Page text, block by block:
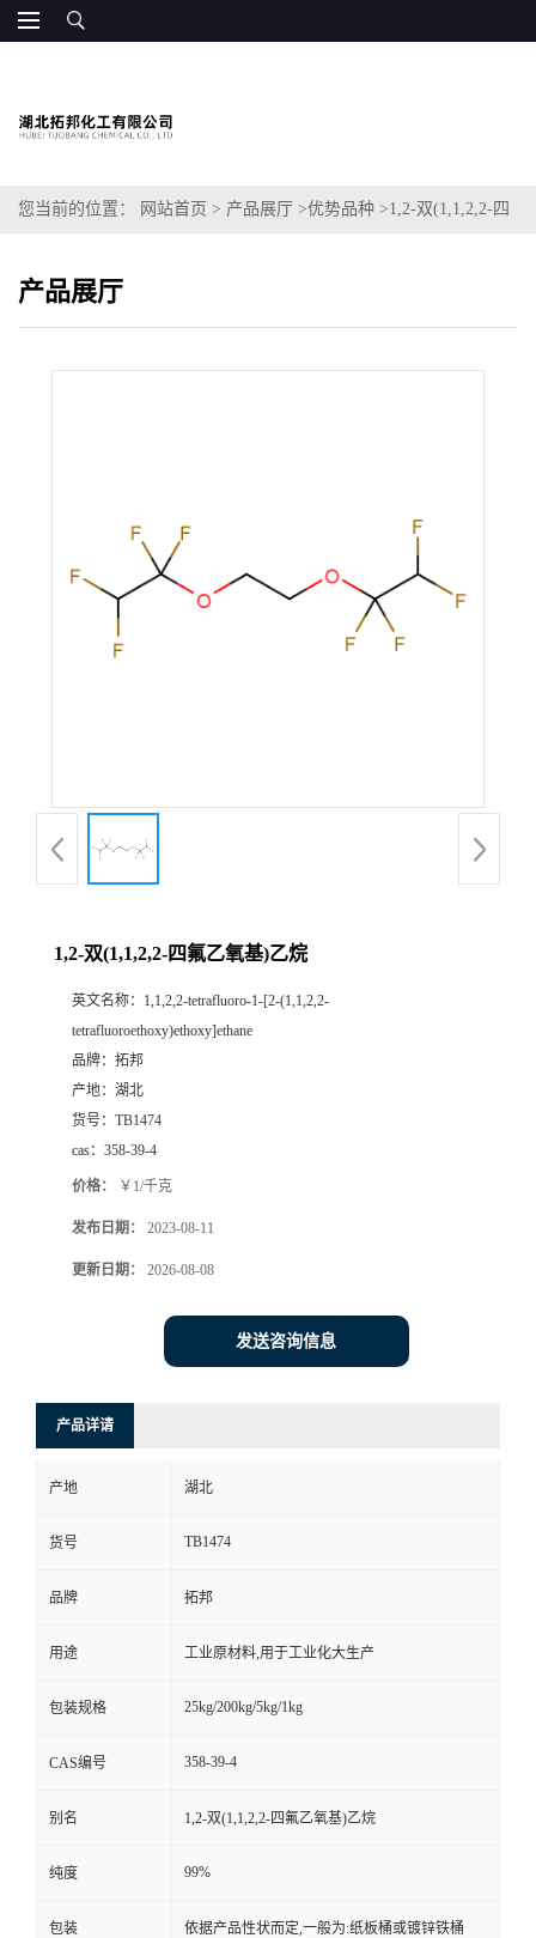
您当前的位置： 网站首页 > 产品展厅 >优势品种 >1,2-双(1,1,2,2-四
产品展厅
1,2-双(1,1,2,2-四氟乙氧基)乙烷
英文名称： 1,1,2,2-tetrafluoro-1-[2-(1,1,2,2-
tetrafluoroethoxy)ethoxy]ethane
品牌： 拓邦
产地： 湖北
货号： TB1474
cas： 358-39-4
价格： ￥1/千克
发布日期： 2023-08-11
更新日期： 2026-08-08
发送咨询信息
产品详请
产地 湖北
货号 TB1474
品牌 拓邦
用途 工业原材料,用于工业化大生产
包装规格 25kg/200kg/5kg/1kg
CAS编号 358-39-4
别名 1,2-双(1,1,2,2-四氟乙氧基)乙烷
纯度 99%
包装 依据产品性状而定,一般为:纸板桶或镀锌铁桶